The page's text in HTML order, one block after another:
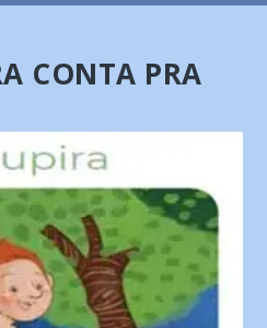
CONTA PRA